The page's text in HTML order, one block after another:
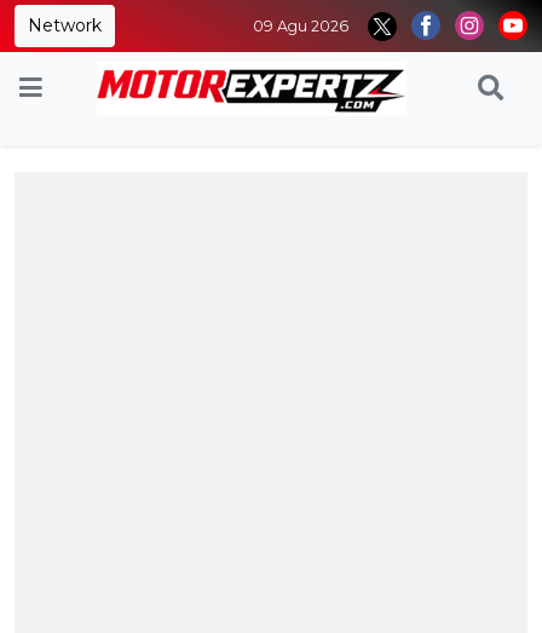
Network 09 Agu 2026